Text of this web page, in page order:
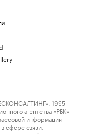
1995–
агентства «РБК»
информации
сфере связи,